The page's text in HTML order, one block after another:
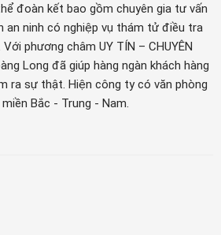
đoàn kết bao gồm chuyên gia tư vấn
an ninh có nghiệp vụ thám tử điều tra
phương châm UY TÍN – CHUYÊN
Long đã giúp hàng ngàn khách hàng
ra sự thật. Hiện công ty có văn phòng
Bắc - Trung - Nam.